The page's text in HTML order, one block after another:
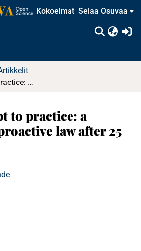
Kokoelmat Selaa Osuvaa
From concept to practice: a snapshot of proactive law after 25 years
to practice: a
law after 25